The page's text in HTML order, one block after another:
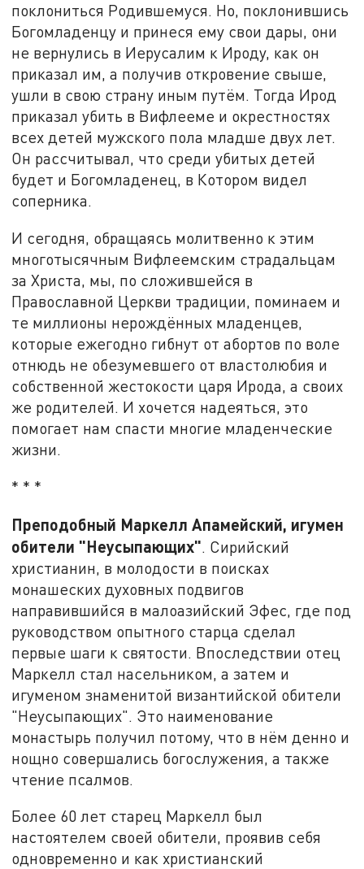
поклониться Родившемуся. Но, поклонившись
Богомладенцу и принеся ему свои дары, они
не вернулись в Иерусалим к Ироду, как он
приказал им, а получив откровение свыше,
ушли в свою страну иным путём. Тогда Ирод
приказал убить в Вифлееме и окрестностях
всех детей мужского пола младше двух лет.
Он рассчитывал, что среди убитых детей
будет и Богомладенец, в Котором видел
соперника.
И сегодня, обращаясь молитвенно к этим
многотысячным Вифлеемским страдальцам
за Христа, мы, по сложившейся в
Православной Церкви традиции, поминаем и
те миллионы нерождённых младенцев,
которые ежегодно гибнут от абортов по воле
отнюдь не обезумевшего от властолюбия и
собственной жестокости царя Ирода, а своих
же родителей. И хочется надеяться, это
помогает нам спасти многие младенческие
жизни.
* * *
Преподобный Маркелл Апамейский, игумен
обители "Неусыпающих" . Сирийский
христианин, в молодости в поисках
монашеских духовных подвигов
направившийся в малоазийский Эфес, где под
руководством опытного старца сделал
первые шаги к святости. Впоследствии отец
Маркелл стал насельником, а затем и
игуменом знаменитой византийской обители
"Неусыпающих". Это наименование
монастырь получил потому, что в нём денно и
нощно совершались богослужения, а также
чтение псалмов.
Более 60 лет старец Маркелл был
настоятелем своей обители, проявив себя
одновременно и как христианский